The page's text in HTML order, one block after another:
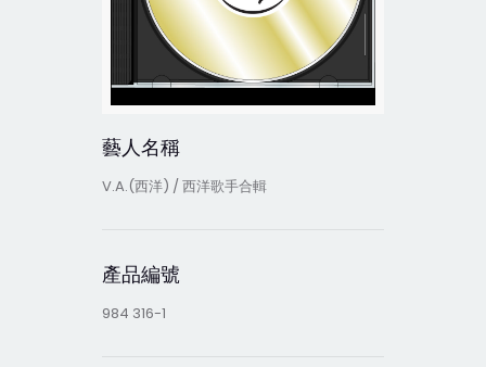
藝人名稱
V.A.(西洋) / 西洋歌手合輯
產品編號
984 316-1